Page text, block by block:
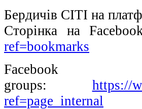
Бердичів СІТІ на
Сторінка на
ref=bookmarks
Facebook
groups: https://
ref=page_internal